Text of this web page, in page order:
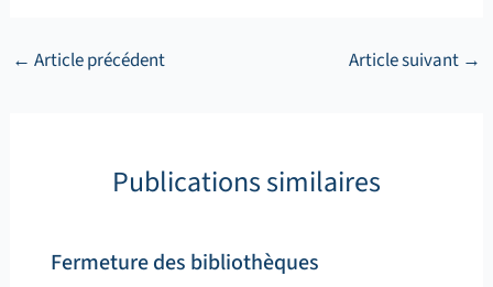
← Article précédent Article suivant →
Publications similaires
Fermeture des bibliothèques